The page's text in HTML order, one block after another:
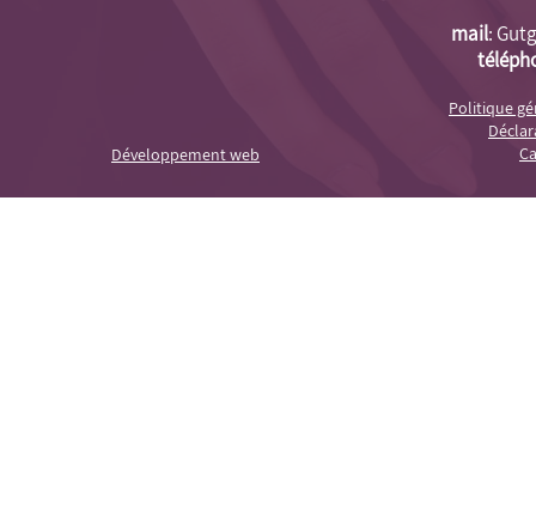
mail:
Développement web
Politique